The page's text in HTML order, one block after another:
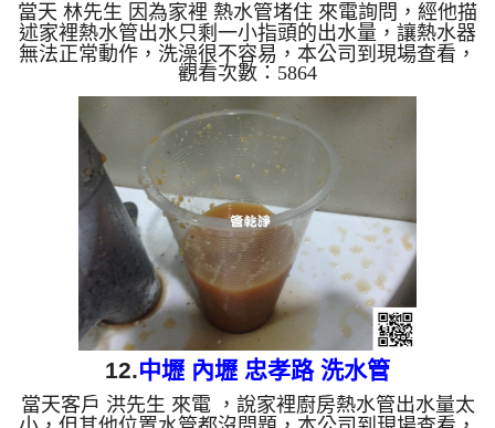
當天 林先生 因為家裡 熱水管堵住 來電詢問，經他描
述家裡熱水管出水只剩一小指頭的出水量，讓熱水器
無法正常動作，洗澡很不容易，本公司到現場查看，
發現管壁內密密麻麻的管垢，本公司架設 管路清洗
機 ，開始 清洗水管 ，髒水一直從水龍頭流出，而且
一直噴出泡沫狀的水，如下圖及影片，客戶 林先生
看了下一跳，很像肥皂水， 水管清洗 約兩個小時
後，熱水管已正常出水，林先生 總算能洗個舒服的
熱水澡了。 清洗水管, 水管清洗, 洗水管, 熱水管堵塞,
熱水忽冷忽熱, 洗管路 ...
觀看次數：5864
12.中壢 內壢 忠孝路 洗水管
當天客戶 洪先生 來電 ，說家裡廚房熱水管出水量太